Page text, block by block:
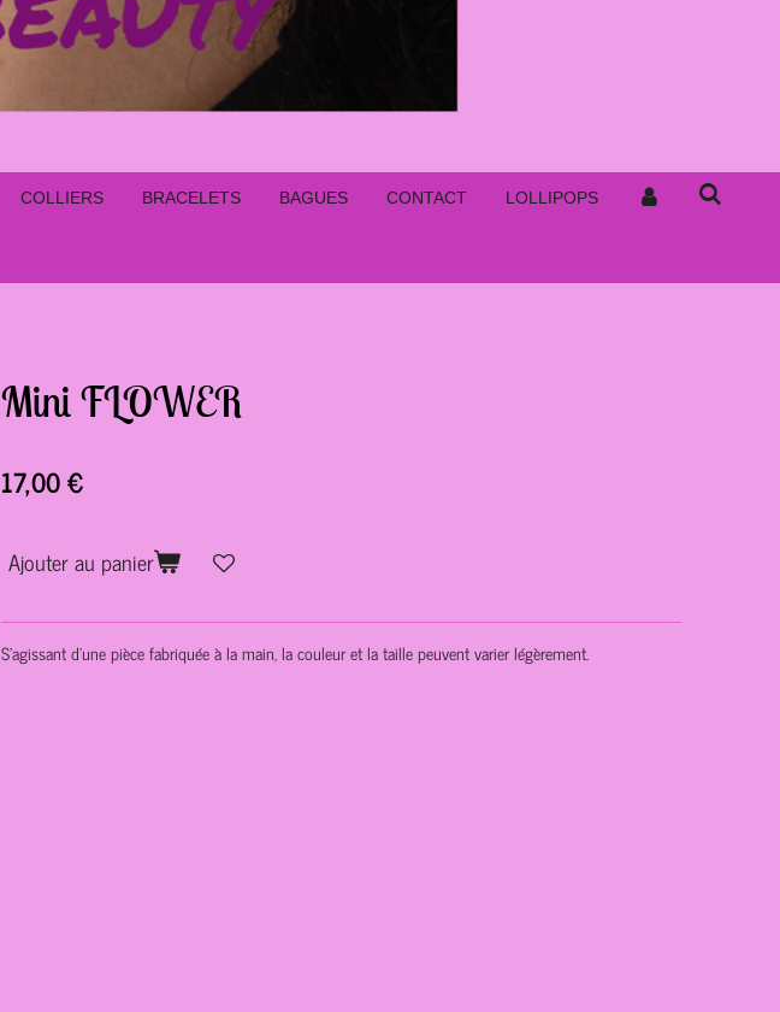
COLLIERS BRACELETS BAGUES CONTACT LOLLIPOPS
Mini FLOWER
17,00 €
Ajouter au panier
S'agissant d'une pièce fabriquée à la main, la couleur et la taille peuvent varier légèrement.